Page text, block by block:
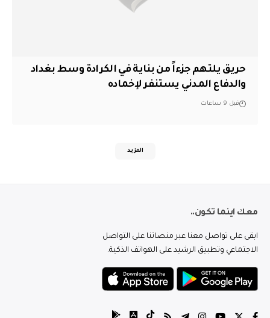
حريق يلتهم جزءاً من بناية في الكرادة وسط بغداد
والدفاع المدني يستنفر لإخماده
قبل 9 ساعات
المزيد
معك اينما تكون..
ابقى على تواصل معنا عبر منصاتنا على التواصل
الاجتماعي وتطبيق الرشيد على الهواتف الذكية.